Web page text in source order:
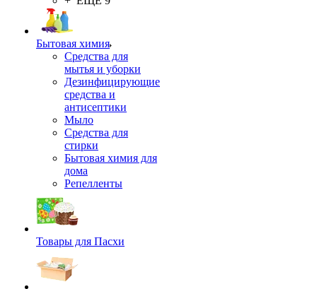
Бытовая химия
Средства для
мытья и уборки
Дезинфицирующие
средства и
антисептики
Мыло
Средства для
стирки
Бытовая химия для
дома
Репелленты
Товары для Пасхи